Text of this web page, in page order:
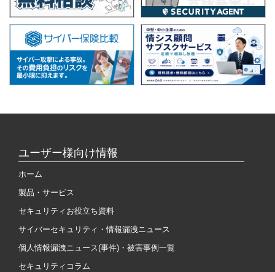
ユーザー様向け情報
ホーム
製品・サービス
セキュリティお役立ち資料
サイバーセキュリティ・情報漏洩ニュース
個人情報漏洩ニュース(事件)・被害事例一覧
セキュリティコラム